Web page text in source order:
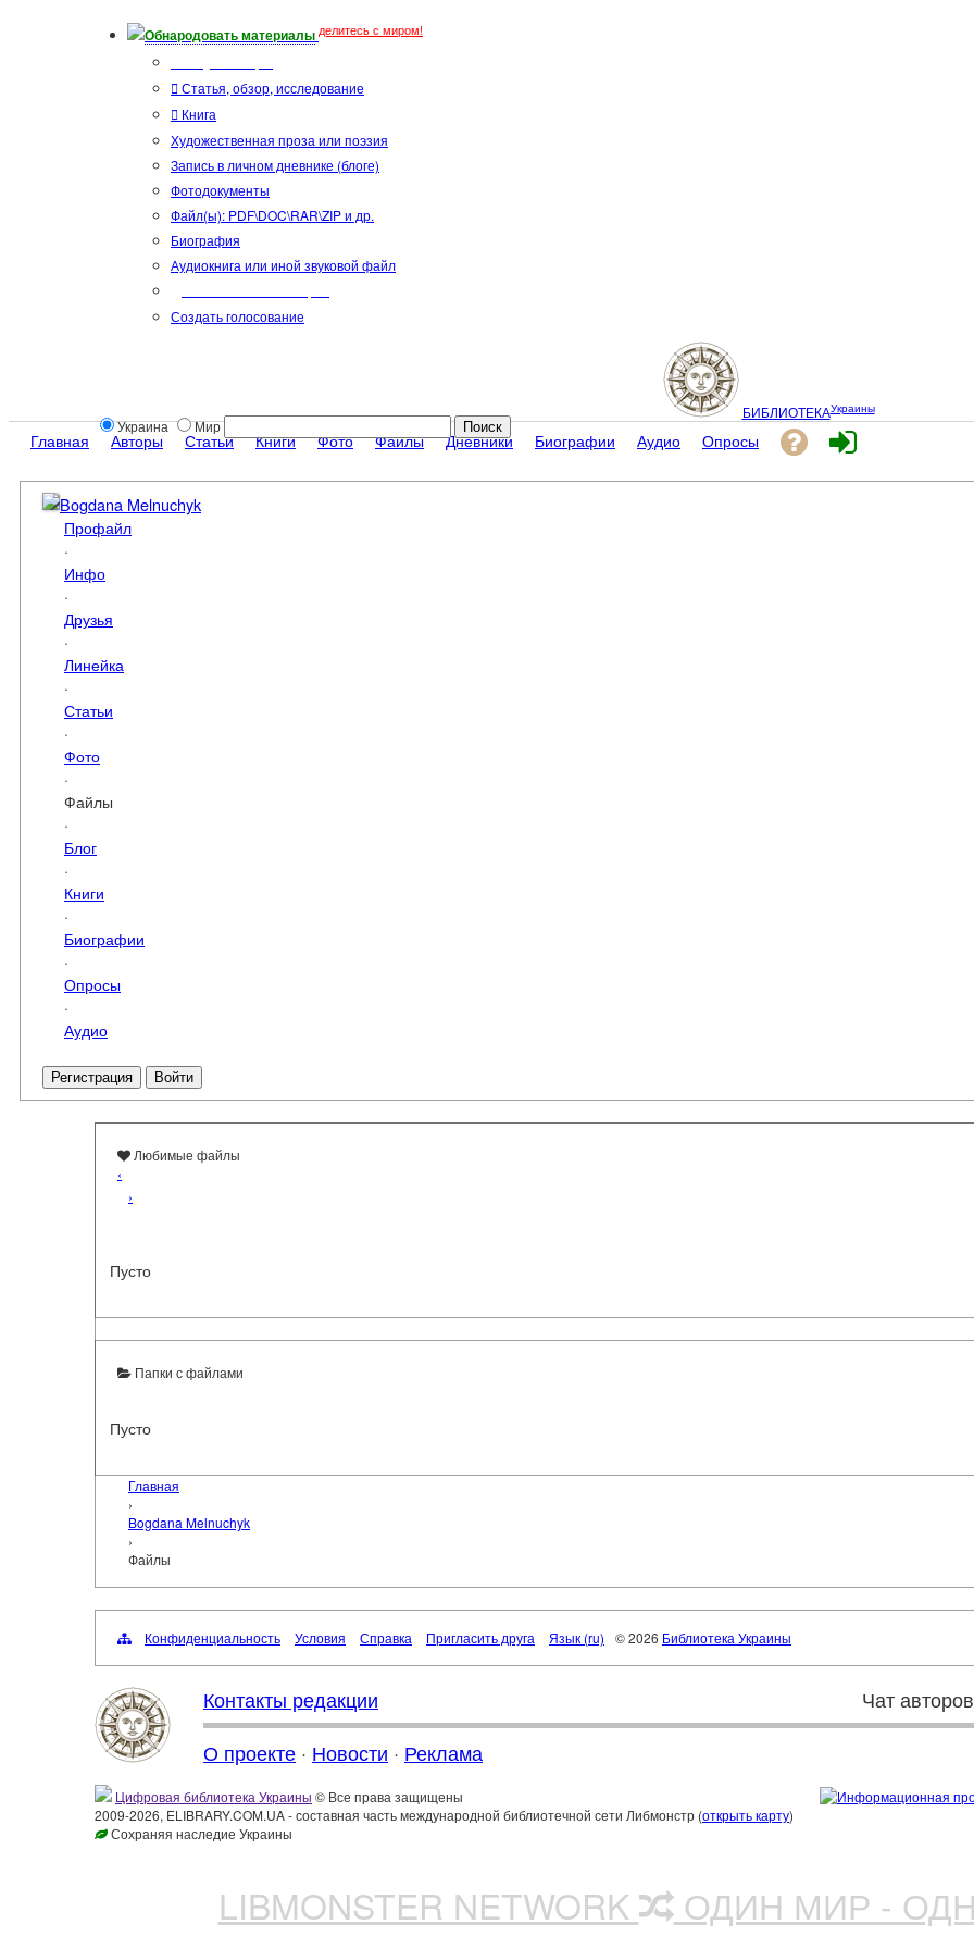
Обнародовать материалы делитесь с миром!
Статья, обзор, исследование
Книга
Художественная проза или поэзия
Запись в личном дневнике (блоге)
Фотодокументы
Файл(ы): PDF\DOC\RAR\ZIP и др.
Биография
Аудиокнига или иной звуковой файл
Создать голосование
Украина Мир
БИБЛИОТЕКАУкраины
Главная Авторы Статьи Книги Фото Файлы Дневники Биографии Аудио Опросы
Bogdana Melnuchyk
Профайл
·
Инфо
·
Друзья
·
Линейка
·
Статьи
·
Фото
·
Файлы
·
Блог
·
Книги
·
Биографии
·
Опросы
·
Аудио
Регистрация Войти
Любимые файлы
‹
›
Пусто
Папки с файлами
Пусто
Главная
›
Bogdana Melnuchyk
›
Файлы
Конфиденциальность Условия Справка Пригласить друга Язык (ru) © 2026 Библиотека Украины
Контакты редакции Чат
О проекте · Новости · Реклама
Цифровая библиотека Украины © Все права защищены
2009-2026, ELIBRARY.COM.UA - составная часть международной библиотечной сети Либмонстр (открыть карту)
Сохраняя наследие Украины
LIBMONSTER NETWORK ОДИН МИР -